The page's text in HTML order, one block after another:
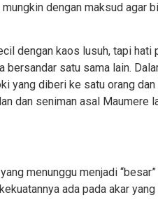
dengan maksud agar
dengan kaos lusuh, tapi hati
bersandar satu sama lain.
yang diberi ke satu orang
dan seniman asal Maumere
menunggu menjadi
ada pada akar